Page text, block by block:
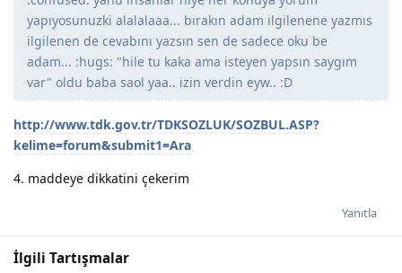
yapıyosunuzki alalalaaa... bırakın adam ilgilenene yazmıs
ilgilenen de cevabını yazsın sen de sadece oku be
adam... :hugs: "hile tu kaka ama isteyen yapsın saygım
var" oldu baba saol yaa.. izin verdin eyw.. :D
http://www.tdk.gov.tr/TDKSOZLUK/SOZBUL.ASP?
kelime=forum&submit1=Ara
4. maddeye dikkatini çekerim
Yanıtla
İlgili Tartışmalar